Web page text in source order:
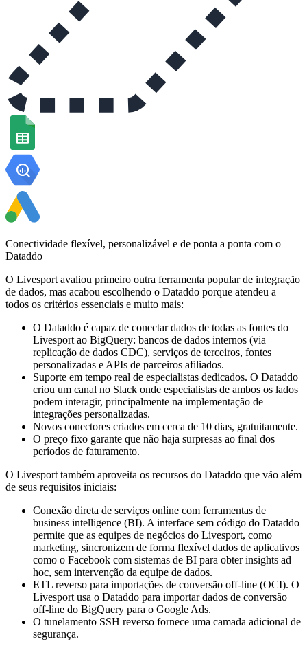
Conectividade flexível, personalizável e de ponta a ponta com o
Dataddo
O Livesport avaliou primeiro outra ferramenta popular de integração
de dados, mas acabou escolhendo o Dataddo porque atendeu a
todos os critérios essenciais e muito mais:
O Dataddo é capaz de conectar dados de todas as fontes do
Livesport ao BigQuery: bancos de dados internos (via
replicação de dados CDC), serviços de terceiros, fontes
personalizadas e APIs de parceiros afiliados.
Suporte em tempo real de especialistas dedicados. O Dataddo
criou um canal no Slack onde especialistas de ambos os lados
podem interagir, principalmente na implementação de
integrações personalizadas.
Novos conectores criados em cerca de 10 dias, gratuitamente.
O preço fixo garante que não haja surpresas ao final dos
períodos de faturamento.
O Livesport também aproveita os recursos do Dataddo que vão além
de seus requisitos iniciais:
Conexão direta de serviços online com ferramentas de
business intelligence (BI). A interface sem código do Dataddo
permite que as equipes de negócios do Livesport, como
marketing, sincronizem de forma flexível dados de aplicativos
como o Facebook com sistemas de BI para obter insights ad
hoc, sem intervenção da equipe de dados.
ETL reverso para importações de conversão off-line (OCI). O
Livesport usa o Dataddo para importar dados de conversão
off-line do BigQuery para o Google Ads.
O tunelamento SSH reverso fornece uma camada adicional de
segurança.